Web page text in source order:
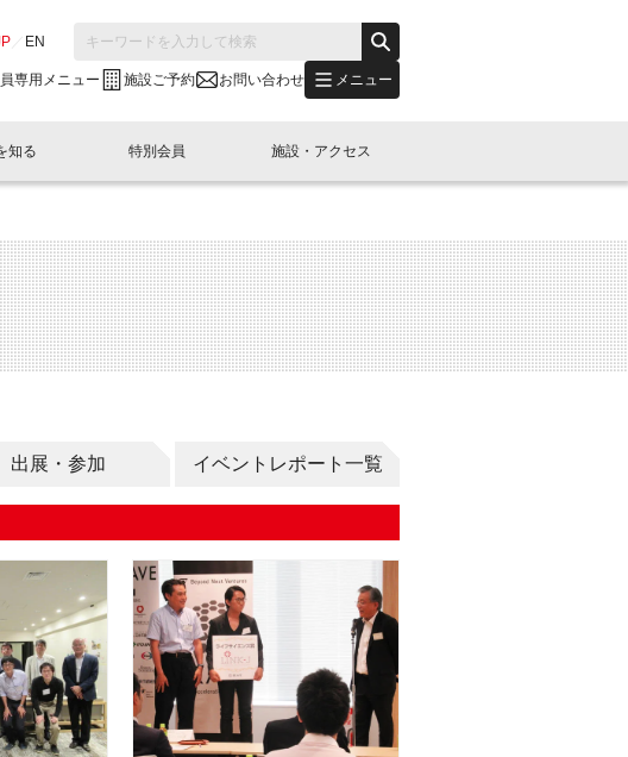
EN
専用メニュー 施設ご予約 お問い合わせ メニュー
特別会員開催
出展・参加
What's "LINK-BioBAY TOKYO"？
会報誌 (News Letter)
日本橋コラム
覧
ニュース・事業紹介
イベント
知る
What’s LINK-J WEST
事業内容
GTB日本橋エリアについて
特別会員
入会申し込み
施設・アクセス
施設ご予約
出展・参加 イベントレポート一覧